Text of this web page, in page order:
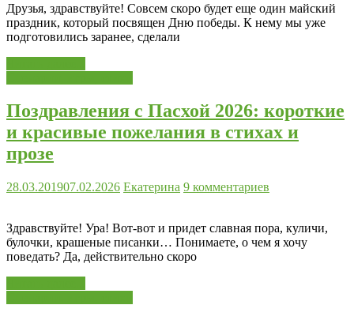
Друзья, здравствуйте! Совсем скоро будет еще один майский
праздник, который посвящен Дню победы. К нему мы уже
подготовились заранее, сделали
Поздравления с Пасхой 2026: короткие
и красивые пожелания в стихах и
прозе
28.03.201907.02.2026 Екатерина 9 комментариев
Здравствуйте! Ура! Вот-вот и придет славная пора, куличи,
булочки, крашеные писанки… Понимаете, о чем я хочу
поведать? Да, действительно скоро